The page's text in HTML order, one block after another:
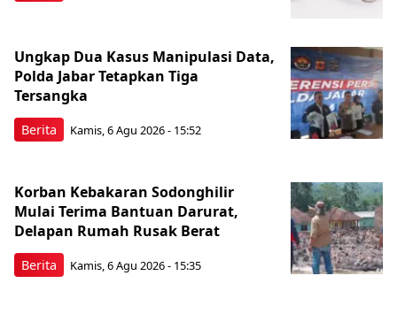
Berita
Ungkap Dua Kasus Manipulasi Data,
Polda Jabar Tetapkan Tiga
Tersangka
Kamis, 6 Agu 2026 - 15:52
Berita
Korban Kebakaran Sodonghilir
Mulai Terima Bantuan Darurat,
Delapan Rumah Rusak Berat
Kamis, 6 Agu 2026 - 15:35